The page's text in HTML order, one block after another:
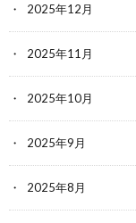
2025年12月
2025年11月
2025年10月
2025年9月
2025年8月